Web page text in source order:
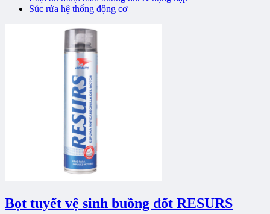
Súc rửa hệ thống động cơ
Bọt tuyết vệ sinh buồng đốt RESURS